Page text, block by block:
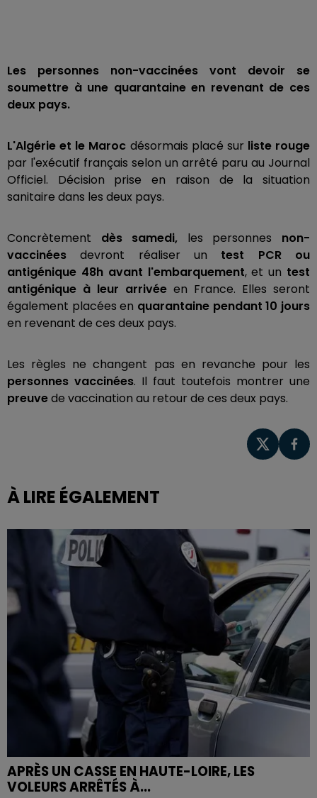
Les personnes non-vaccinées vont devoir se
soumettre à une quarantaine en revenant de ces
deux pays.
L'Algérie et le Maroc désormais placé sur liste rouge
par l'exécutif français selon un arrêté paru au Journal
Officiel. Décision prise en raison de la situation
sanitaire dans les deux pays.
Concrètement dès samedi, les personnes non-
vaccinées devront réaliser un test PCR ou
antigénique 48h avant l'embarquement, et un test
antigénique à leur arrivée en France. Elles seront
également placées en quarantaine pendant 10 jours
en revenant de ces deux pays.
Les règles ne changent pas en revanche pour les
personnes vaccinées. Il faut toutefois montrer une
preuvede vaccination au retour de ces deux pays.
À LIRE ÉGALEMENT
APRÈS UN CASSE EN HAUTE-LOIRE, LES
VOLEURS ARRÊTÉS À...